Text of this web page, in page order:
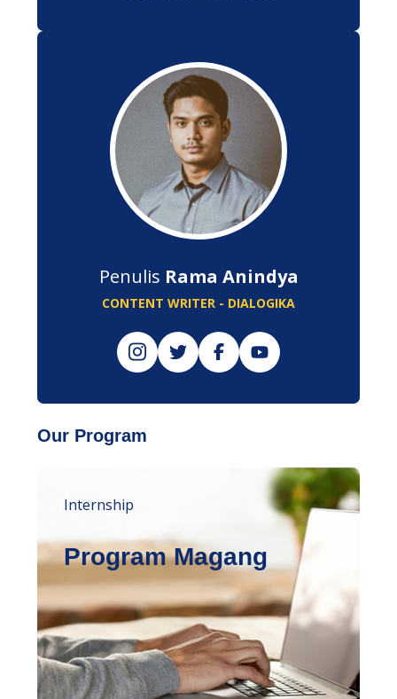
Penulis Rama Anindya
CONTENT WRITER - DIALOGIKA
Our Program
Internship
Program Magang